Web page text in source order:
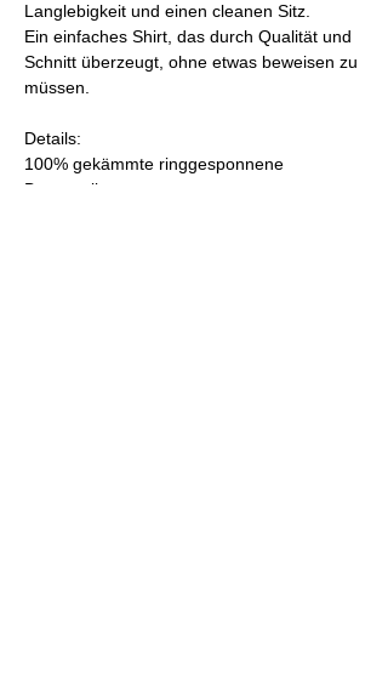
Langlebigkeit und einen cleanen Sitz.
Ein einfaches Shirt, das durch Qualität und
Schnitt überzeugt, ohne etwas beweisen zu
müssen.
Details:
100% gekämmte ringgesponnene
Baumwolle